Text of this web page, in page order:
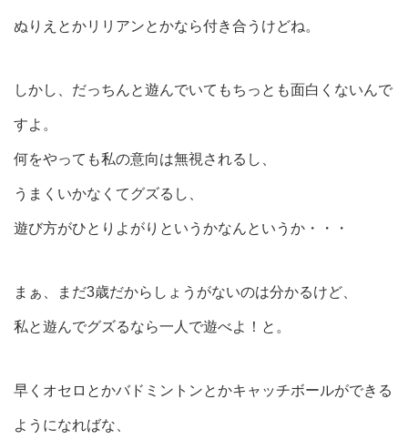
ぬりえとかリリアンとかなら付き合うけどね。
しかし、だっちんと遊んでいてもちっとも面白くないんで
すよ。
何をやっても私の意向は無視されるし、
うまくいかなくてグズるし、
遊び方がひとりよがりというかなんというか・・・
まぁ、まだ3歳だからしょうがないのは分かるけど、
私と遊んでグズるなら一人で遊べよ！と。
早くオセロとかバドミントンとかキャッチボールができる
ようになればな、